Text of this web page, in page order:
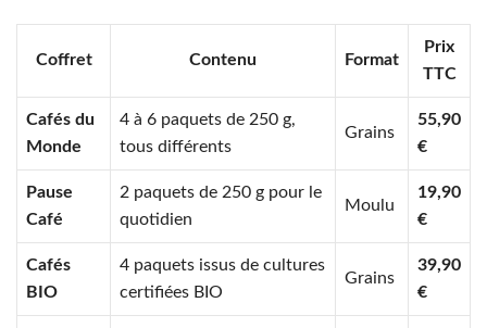
Coffret Contenu Format
Prix
TTC
Cafés du
Monde
4 à 6 paquets de 250 g,
tous différents
Grains
55,90
€
Pause
Café
2 paquets de 250 g pour le
quotidien
Moulu
19,90
€
Cafés
BIO
4 paquets issus de cultures
certifiées BIO
Grains
39,90
€